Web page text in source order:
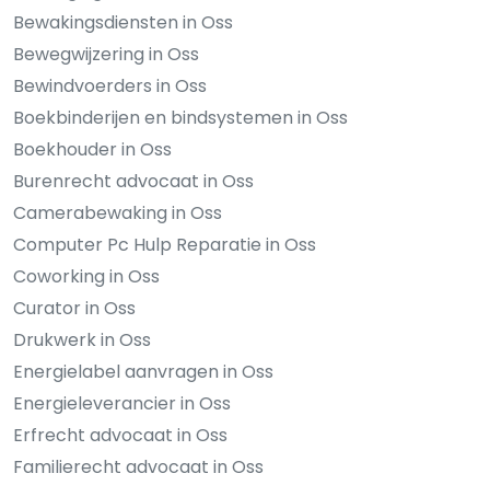
Bewakingsdiensten in Oss
Bewegwijzering in Oss
Bewindvoerders in Oss
Boekbinderijen en bindsystemen in Oss
Boekhouder in Oss
Burenrecht advocaat in Oss
Camerabewaking in Oss
Computer Pc Hulp Reparatie in Oss
Coworking in Oss
Curator in Oss
Drukwerk in Oss
Energielabel aanvragen in Oss
Energieleverancier in Oss
Erfrecht advocaat in Oss
Familierecht advocaat in Oss